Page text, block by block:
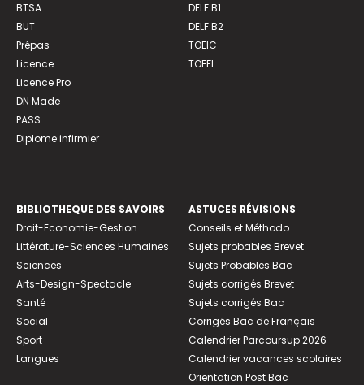
BTSA
BUT
Prépas
Licence
Licence Pro
DN Made
PASS
Diplome infirmier
DELF B1
DELF B2
TOEIC
TOEFL
BIBLIOTHEQUE DES SAVOIRS
Droit-Economie-Gestion
Littérature-Sciences Humaines
Sciences
Arts-Design-Spectacle
Santé
Social
Sport
Langues
ASTUCES RÉVISIONS
Conseils et Méthodo
Sujets probables Brevet
Sujets Probables Bac
Sujets corrigés Brevet
Sujets corrigés Bac
Corrigés Bac de Français
Calendrier Parcoursup 2026
Calendrier vacances scolaires
Orientation Post Bac